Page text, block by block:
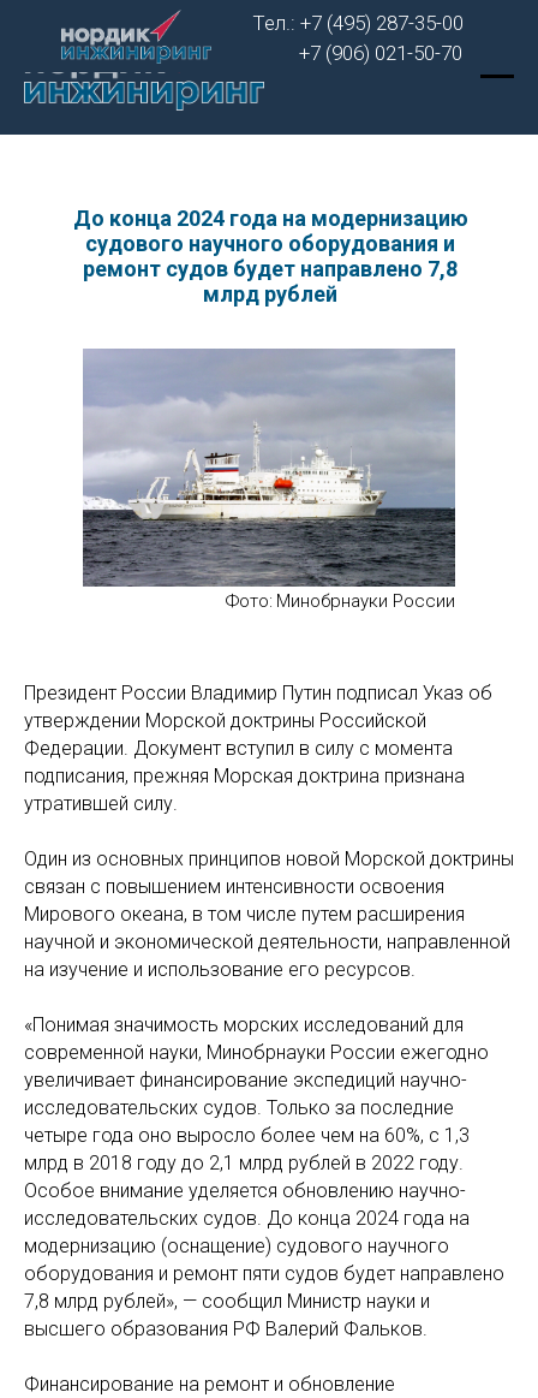
Тел.: +7 (495) 287-35-00
+7 (906) 021-50-70
До конца 2024 года на модернизацию
судового научного оборудования и
ремонт судов будет направлено 7,8
млрд рублей
Минобрнауки России
Фото:
Президент России Владимир Путин подписал Указ об
утверждении Морской доктрины Российской
Федерации. Документ вступил в силу с момента
подписания, прежняя Морская доктрина признана
утратившей силу.
Один из основных принципов новой Морской доктрины
связан с повышением интенсивности освоения
Мирового океана, в том числе путем расширения
научной и экономической деятельности, направленной
на изучение и использование его ресурсов.
«Понимая значимость морских исследований для
современной науки, Минобрнауки России ежегодно
увеличивает финансирование экспедиций научно-
исследовательских судов. Только за последние
четыре года оно выросло более чем на 60%, с 1,3
млрд в 2018 году до 2,1 млрд рублей в 2022 году.
Особое внимание уделяется обновлению научно-
исследовательских судов. До конца 2024 года на
модернизацию (оснащение) судового научного
оборудования и ремонт пяти судов будет направлено
7,8 млрд рублей», — сообщил Министр науки и
высшего образования РФ Валерий Фальков.
Финансирование на ремонт и обновление